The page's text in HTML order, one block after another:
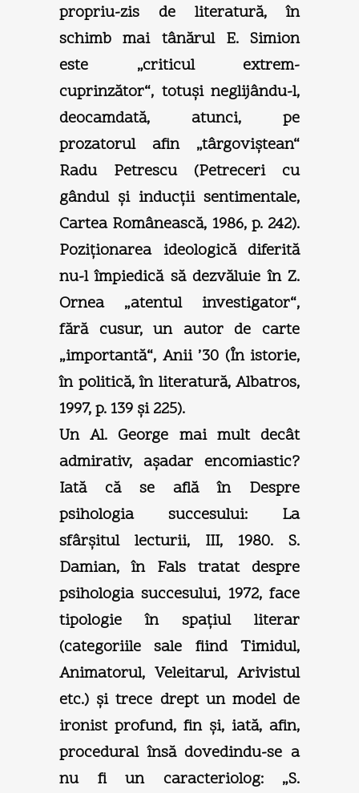
propriu-zis de literatură, în
schimb mai tânărul E. Simion
este „criticul extrem-
cuprinzător“, totuşi neglijându-l,
deocamdată, atunci, pe
prozatorul afin „târgoviştean“
Radu Petrescu (Petreceri cu
gândul şi inducţii sentimentale,
Cartea Românească, 1986, p. 242).
Poziţionarea ideologică diferită
nu-l împiedică să dezvăluie în Z.
Ornea „atentul investigator“,
fără cusur, un autor de carte
„importantă“, Anii ’30 (În istorie,
în politică, în literatură, Albatros,
1997, p. 139 şi 225).
Un Al. George mai mult decât
admirativ, aşadar encomiastic?
Iată că se află în Despre
psihologia succesului: La
sfârşitul lecturii, III, 1980. S.
Damian, în Fals tratat despre
psihologia succesului, 1972, face
tipologie în spaţiul literar
(categoriile sale fiind Timidul,
Animatorul, Veleitarul, Arivistul
etc.) şi trece drept un model de
ironist profund, fin şi, iată, afin,
procedural însă dovedindu-se a
nu fi un caracteriolog: „S.